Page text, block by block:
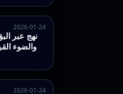
2026-01-24
نهج عبر
2026-01-24